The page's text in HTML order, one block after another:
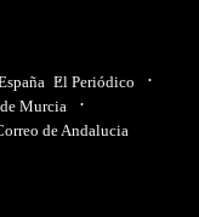
El Periódico
Murcia
de Andalucia